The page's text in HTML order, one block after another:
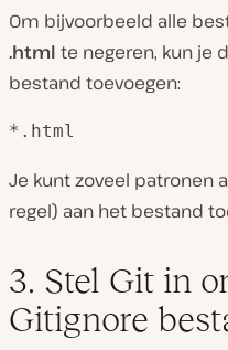
Om bijvoorbeeld alle
.html te negeren, kun je
bestand toevoegen:
*.html
Je kunt zoveel patronen
regel) aan het bestand
3. Stel Git in
Gitignore